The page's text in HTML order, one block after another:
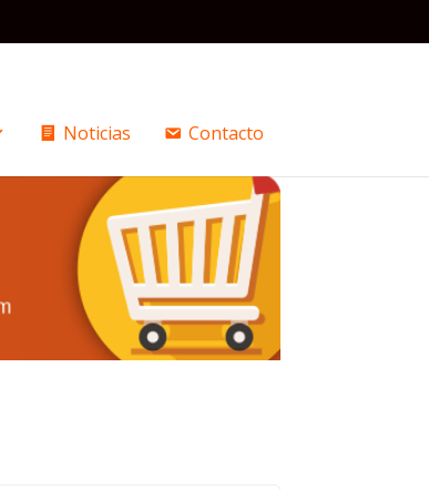
Noticias Contacto